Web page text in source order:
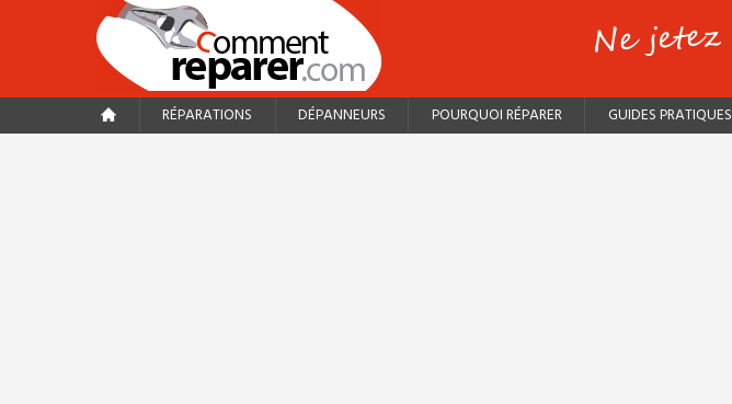
RÉPARATIONS DÉPANNEURS POURQUOI RÉPARER GUIDES PRATIQUES